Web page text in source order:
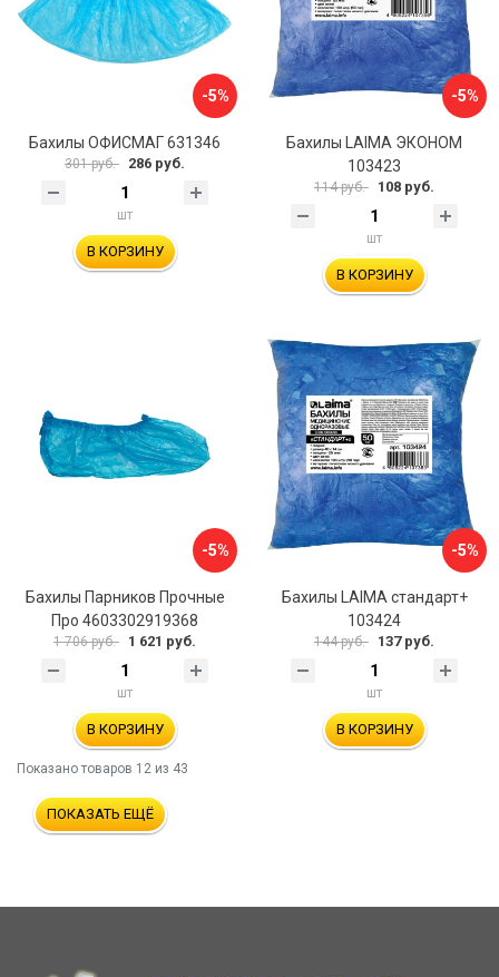
-5%
Бахилы ОФИСМАГ 631346
301 руб. 286 руб.
шт
В КОРЗИНУ
-5%
Бахилы LAIMA ЭКОНОМ
103423
114 руб. 108 руб.
шт
В КОРЗИНУ
-5%
Бахилы Парников Прочные
Про 4603302919368
1 706 руб. 1 621 руб.
шт
В КОРЗИНУ
-5%
Бахилы LAIMA стандарт+
103424
144 руб. 137 руб.
шт
В КОРЗИНУ
Показано товаров 12 из 43
ПОКАЗАТЬ ЕЩЁ